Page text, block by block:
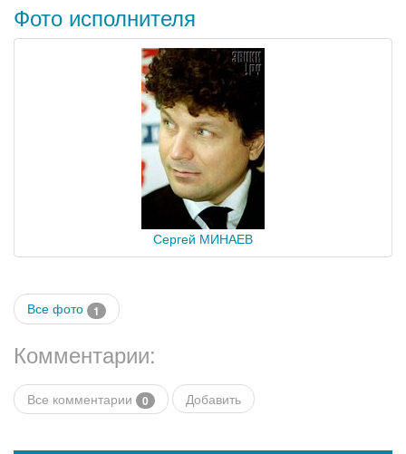
Фото исполнителя
Сергей МИНАЕВ
Все фото 1
Комментарии:
Все комментарии 0 Добавить